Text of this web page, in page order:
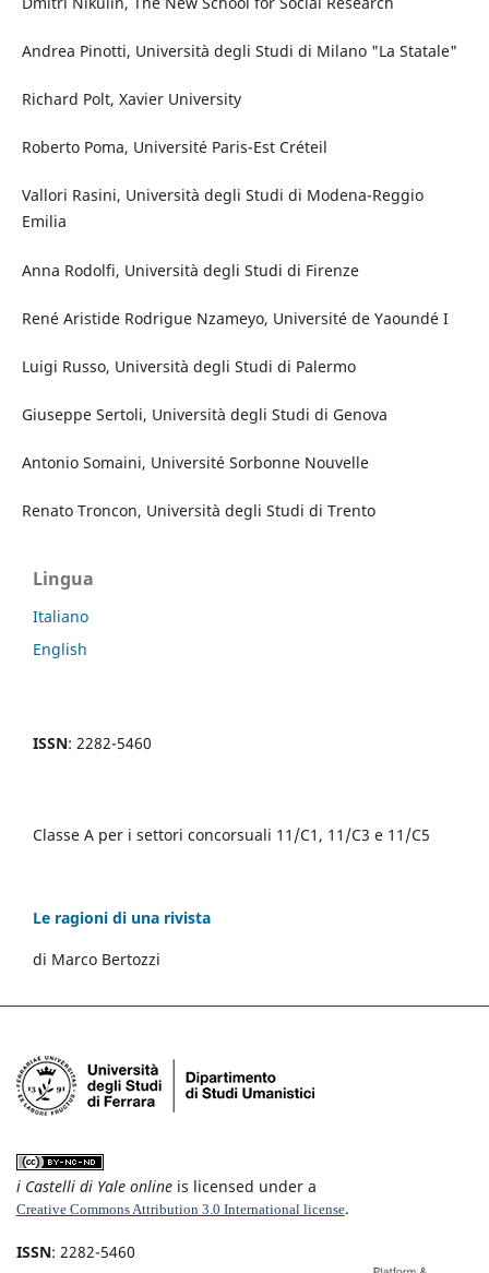
Andrea Pinotti, Università degli Studi di Milano "La Statale"
Richard Polt, Xavier University
Roberto Poma, Université Paris-Est Créteil
Vallori Rasini, Università degli Studi di Modena-Reggio
Emilia
Anna Rodolfi, Università degli Studi di Firenze
René Aristide Rodrigue Nzameyo, Université de Yaoundé I
Luigi Russo, Università degli Studi di Palermo
Giuseppe Sertoli, Università degli Studi di Genova
Antonio Somaini, Université Sorbonne Nouvelle
Renato Troncon, Università degli Studi di Trento
Lingua
Italiano
English
ISSN: 2282-5460
Classe A per i settori concorsuali 11/C1, 11/C3 e 11/C5
Le ragioni di una rivista
di Marco Bertozzi
i Castelli di Yale onlineis licensed under a
Creative Commons Attribution 3.0 International license.
ISSN: 2282-5460